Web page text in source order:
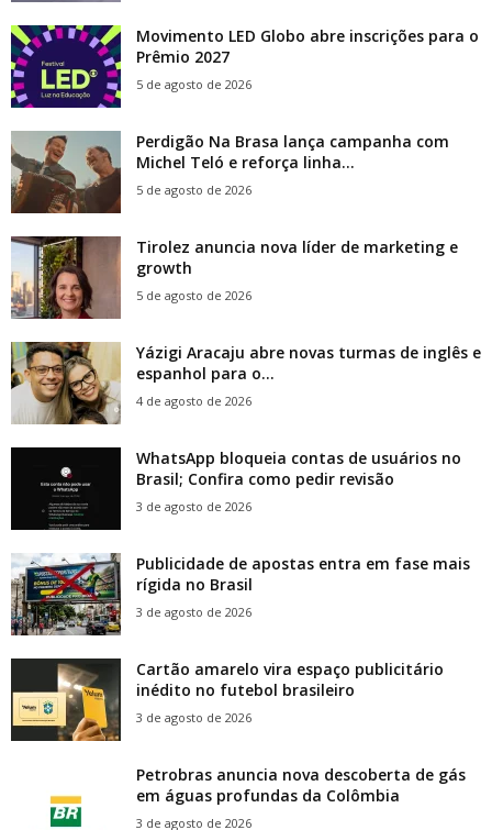
Movimento LED Globo abre inscrições para o
Prêmio 2027
5 de agosto de 2026
Perdigão Na Brasa lança campanha com
Michel Teló e reforça linha...
5 de agosto de 2026
Tirolez anuncia nova líder de marketing e
growth
5 de agosto de 2026
Yázigi Aracaju abre novas turmas de inglês e
espanhol para o...
4 de agosto de 2026
WhatsApp bloqueia contas de usuários no
Brasil; Confira como pedir revisão
3 de agosto de 2026
Publicidade de apostas entra em fase mais
rígida no Brasil
3 de agosto de 2026
Cartão amarelo vira espaço publicitário
inédito no futebol brasileiro
3 de agosto de 2026
Petrobras anuncia nova descoberta de gás
em águas profundas da Colômbia
3 de agosto de 2026